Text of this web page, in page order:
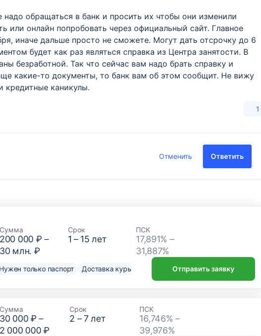
обращаться в банк и просить их чтобы они изменили
или онлайн попробовать через официальный сайт. Главное
иначе дальше просто не сможете. Могут дать отсрочку до 6
будет как раз являться справка из Центра занятости. В
безработной. Так что сейчас вам надо брать справку и
какие-то документы, то банк вам об этом сообщит. Не вижу
кредитные каникулы.
1
Отменить Ответить
Сумма
200 000 ₽ –
30 млн. ₽
Срок
1 – 15 лет
ПСК
17,891% –
31,887%
Нужен только паспорт Доставка курьером Отправить заявку
Сумма
30 000 ₽ –
2 000 000 ₽
Срок
2 –7лет
ПСК
16,746% –
39,976%